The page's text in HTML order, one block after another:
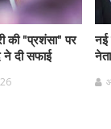
की "प्रशंसा" पर
दी सफाई
नई